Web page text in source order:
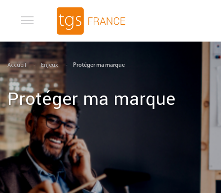
Aller au contenu principal
Accueil Enjeux Protéger ma marque
Protéger ma marque